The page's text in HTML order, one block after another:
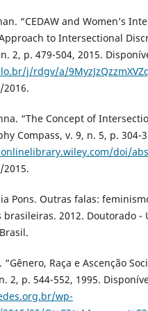
“CEDAW and Women’s
to Intersectional
2, p. 479-504, 2015.
j/rdgv/a/
2016.
“The Concept of
Compass, v. 9, n. 5, p. 304-
doi/
2015.
Pons. Outras falas:
2012. Doutorado -
“Gênero, Raça e Ascenção
2, p. 544-552, 1995.
wp-